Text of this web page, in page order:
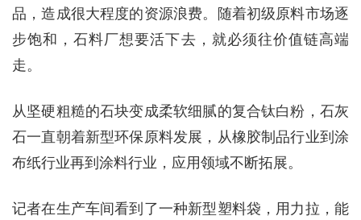
品，造成很大程度的资源浪费。随着初级原料市场逐
步饱和，石料厂想要活下去，就必须往价值链高端
走。
从坚硬粗糙的石块变成柔软细腻的复合钛白粉，石灰
石一直朝着新型环保原料发展，从橡胶制品行业到涂
布纸行业再到涂料行业，应用领域不断拓展。
记者在生产车间看到了一种新型塑料袋，用力拉，能